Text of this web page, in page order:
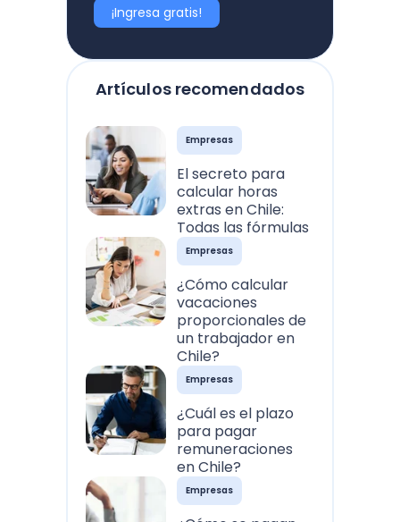
Artículos recomendados
Empresas
El secreto para
calcular horas
extras en Chile:
Todas las fórmulas
Empresas
¿Cómo calcular
vacaciones
proporcionales de
un trabajador en
Chile?
Empresas
¿Cuál es el plazo
para pagar
remuneraciones
en Chile?
Empresas
¡Ingresa gratis!